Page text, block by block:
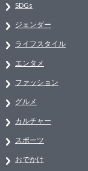
SDGs
ジェンダー
ライフスタイル
エンタメ
ファッション
グルメ
カルチャー
スポーツ
おでかけ